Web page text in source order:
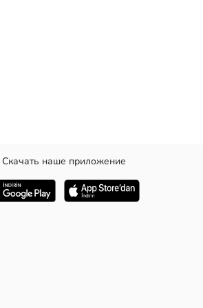
Скачать наше приложение